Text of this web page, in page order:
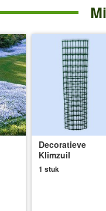
Decoratieve
Klimzuil
1 stuk